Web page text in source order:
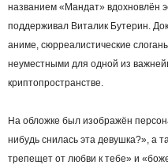
названием «Мандат» вдохновлён
поддерживал Виталик Бутерин.
аниме, сюрреалистические
неуместными для одной из
криптопространстве.
На обложке был изображён
нибудь снилась эта девушка?», а
трепещет от любви к тебе» и